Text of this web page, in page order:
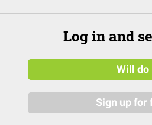
Log in and
Will do
Sign up for